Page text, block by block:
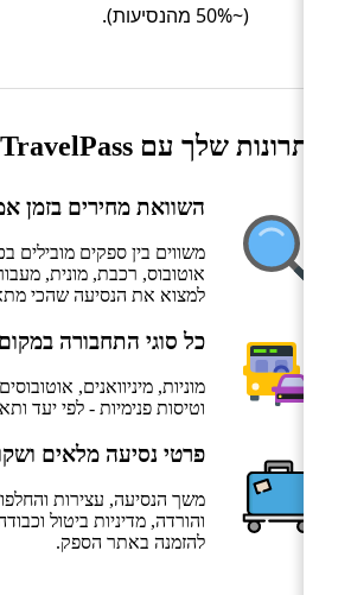
(~50% מהנסיעות).
היתרונות שלך עם TravelPass
השוואת מחירים בזמן
משווים בין ספקים מובילים
אוטובוס, רכבת, מונית,
למצוא את הנסיעה שהכי
כל סוגי התחבורה
מוניות, מיניוואנים,
וטיסות פנימיות - לפי יעד
פרטי נסיעה מלאים
משך הנסיעה, עצירות
והורדה, מדיניות ביטול
להזמנה באתר הספק.